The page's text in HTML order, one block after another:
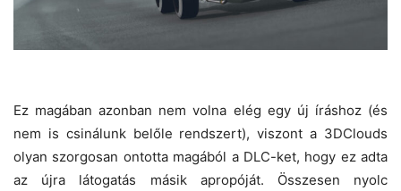
Ez magában azonban nem volna elég egy új íráshoz (és
nem is csinálunk belőle rendszert), viszont a 3DClouds
olyan szorgosan ontotta magából a DLC-ket, hogy ez adta
az újra látogatás másik apropóját. Összesen nyolc